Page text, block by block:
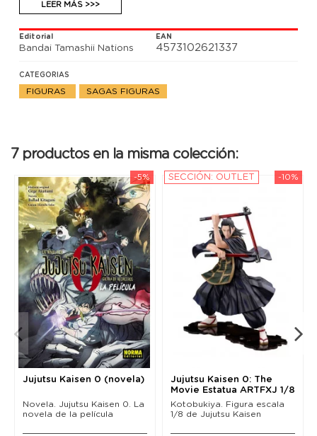
LEER MÁS >>>
Editorial
Bandai Tamashii Nations
EAN
4573102621337
CATEGORIAS
FIGURAS SAGAS FIGURAS
7 productos en la misma colección:
-5%
Jujutsu Kaisen 0 (novela)
Novela. Jujutsu Kaisen 0. La
novela de la película
-10%
SECCIÓN: OUTLET
Jujutsu Kaisen 0: The
Movie Estatua ARTFXJ 1/8
Suguru Geto 22 cm
Kotobukiya. Figura escala
1/8 de Jujutsu Kaisen